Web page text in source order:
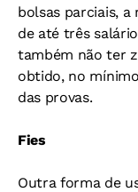
bolsas parciais,
de até três
também não ter
obtido, no
das provas.
Fies
Outra forma de